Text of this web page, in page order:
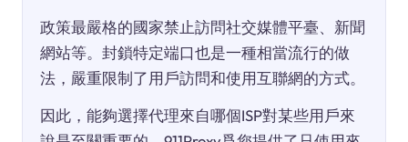
政策最嚴格的國家禁止訪問社交媒體平臺、新聞
網站等。封鎖特定端口也是一種相當流行的做
法，嚴重限制了用戶訪問和使用互聯網的方式。
因此，能夠選擇代理來自哪個ISP對某些用戶來